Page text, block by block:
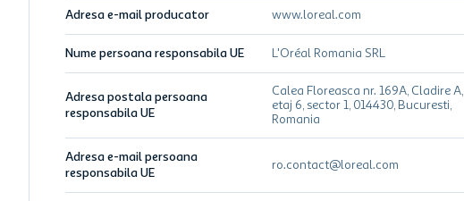
Adresa e-mail producator www.loreal.com
Nume persoana responsabila UE L'Oréal Romania SRL
Adresa postala persoana
responsabila UE
Calea Floreasca nr. 169A, Cladire A,
etaj 6, sector 1, 014430, Bucuresti,
Romania
Adresa e-mail persoana
responsabila UE
ro.contact@loreal.com